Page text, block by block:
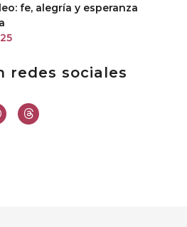
fe, alegría y esperanza
redes sociales